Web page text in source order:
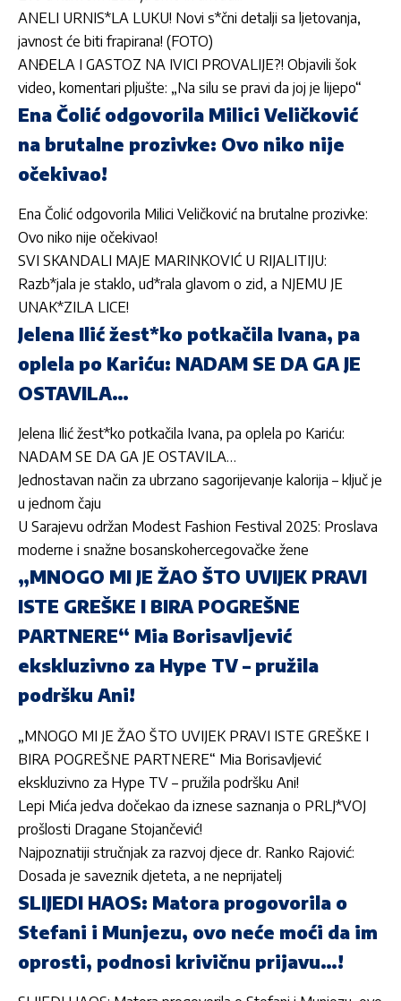
ANELI URNIS*LA LUKU! Novi s*čni detalji sa ljetovanja,
javnost će biti frapirana! (FOTO)
ANĐELA I GASTOZ NA IVICI PROVALIJE?! Objavili šok
video, komentari pljušte: „Na silu se pravi da joj je lijepo“
Ena Čolić odgovorila Milici Veličković
na brutalne prozivke: Ovo niko nije
očekivao!
Ena Čolić odgovorila Milici Veličković na brutalne prozivke:
Ovo niko nije očekivao!
SVI SKANDALI MAJE MARINKOVIĆ U RIJALITIJU:
Razb*jala je staklo, ud*rala glavom o zid, a NJEMU JE
UNAK*ZILA LICE!
Jelena Ilić žest*ko potkačila Ivana, pa
oplela po Kariću: NADAM SE DA GA JE
OSTAVILA…
Jelena Ilić žest*ko potkačila Ivana, pa oplela po Kariću:
NADAM SE DA GA JE OSTAVILA…
Jednostavan način za ubrzano sagorijevanje kalorija – ključ je
u jednom čaju
U Sarajevu održan Modest Fashion Festival 2025: Proslava
moderne i snažne bosanskohercegovačke žene
„MNOGO MI JE ŽAO ŠTO UVIJEK PRAVI
ISTE GREŠKE I BIRA POGREŠNE
PARTNERE“ Mia Borisavljević
ekskluzivno za Hype TV – pružila
podršku Ani!
„MNOGO MI JE ŽAO ŠTO UVIJEK PRAVI ISTE GREŠKE I
BIRA POGREŠNE PARTNERE“ Mia Borisavljević
ekskluzivno za Hype TV – pružila podršku Ani!
Lepi Mića jedva dočekao da iznese saznanja o PRLJ*VOJ
prošlosti Dragane Stojančević!
Najpoznatiji stručnjak za razvoj djece dr. Ranko Rajović:
Dosada je saveznik djeteta, a ne neprijatelj
SLIJEDI HAOS: Matora progovorila o
Stefani i Munjezu, ovo neće moći da im
oprosti, podnosi krivičnu prijavu…!